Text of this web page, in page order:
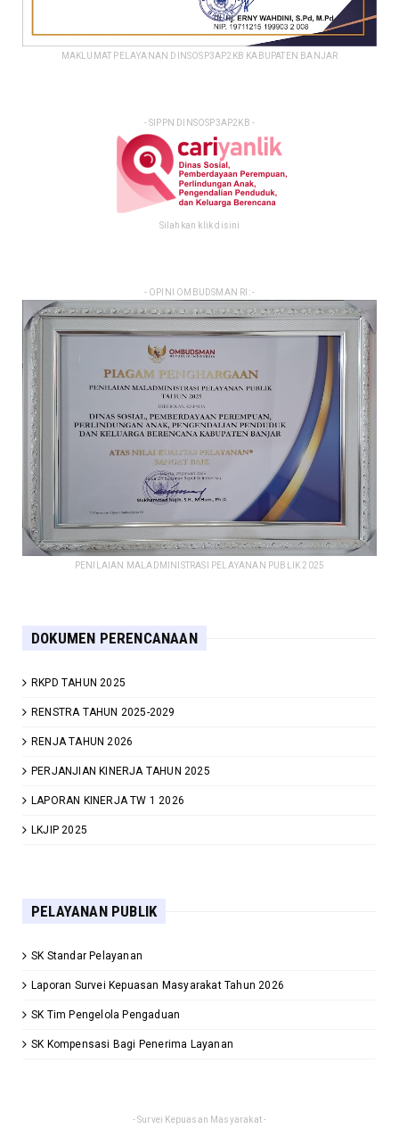
MAKLUMAT PELAYANAN DINSOSP3AP2KB KABUPATEN BANJAR
- SIPPN DINSOSP3AP2KB -
Silahkan klik disini
- OPINI OMBUDSMAN RI: -
PENILAIAN MALADMINISTRASI PELAYANAN PUBLIK 2025
DOKUMEN PERENCANAAN
RKPD TAHUN 2025
RENSTRA TAHUN 2025-2029
RENJA TAHUN 2026
PERJANJIAN KINERJA TAHUN 2025
LAPORAN KINERJA TW 1 2026
LKJIP 2025
PELAYANAN PUBLIK
SK Standar Pelayanan
Laporan Survei Kepuasan Masyarakat Tahun 2026
SK Tim Pengelola Pengaduan
SK Kompensasi Bagi Penerima Layanan
- Survei Kepuasan Masyarakat -